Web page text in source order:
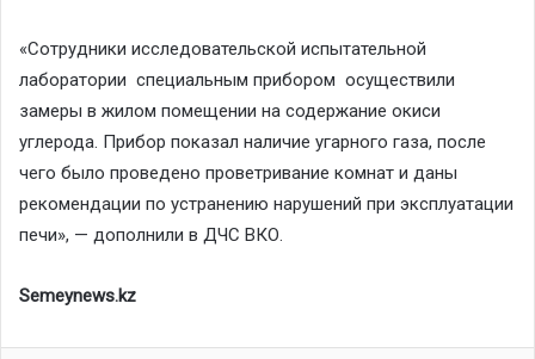
«Сотрудники исследовательской испытательной
лаборатории специальным прибором осуществили
замеры в жилом помещении на содержание окиси
углерода. Прибор показал наличие угарного газа, после
чего было проведено проветривание комнат и даны
рекомендации по устранению нарушений при эксплуатации
печи», — дополнили в ДЧС ВКО.
Semeynews.kz